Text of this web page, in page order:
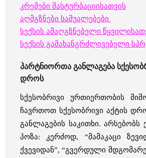
კრემები მასტურბაციისათვის
აღმგზნები საშუალებები
სექსის ამაღგზნებელი
სექსის გამახანგრძლივებელი
პარტნიორთა განლაგება
დროს
სქესობრივი ურთიერთობის
ჩავრთოთ სქესობრივი აქტის
განლაგების საკითხი. არსებობს
პოზა: კერძოდ, “მამაკაცი
ქვევიდან”, “გვერდული